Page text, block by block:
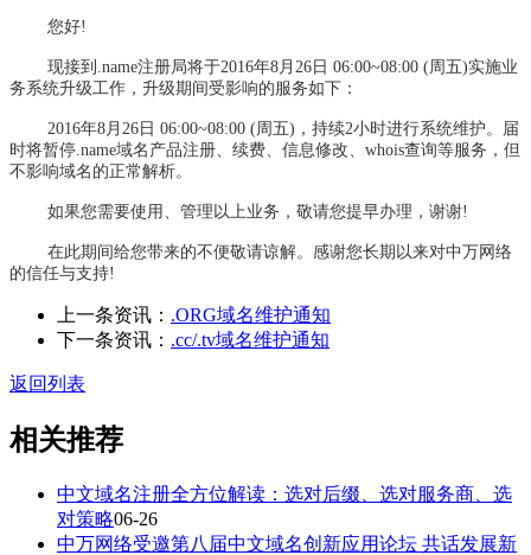
您好!
现接到.name注册局将于2016年8月26日 06:00~08:00 (周五)实施业
务系统升级工作，升级期间受影响的服务如下：
2016年8月26日 06:00~08:00 (周五)，持续2小时进行系统维护。届
时将暂停.name域名产品注册、续费、信息修改、whois查询等服务，但
不影响域名的正常解析。
如果您需要使用、管理以上业务，敬请您提早办理，谢谢!
在此期间给您带来的不便敬请谅解。感谢您长期以来对中万网络
的信任与支持!
上一条资讯： .ORG域名维护通知
下一条资讯： .cc/.tv域名维护通知
返回列表
相关推荐
中文域名注册全方位解读：选对后缀、选对服务商、选
对策略06-26
中万网络受邀第八届中文域名创新应用论坛 共话发展新